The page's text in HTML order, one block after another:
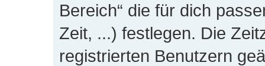
Bereich“ die für dich
Zeit, ...) festlegen. Die
registrierten Benutzern